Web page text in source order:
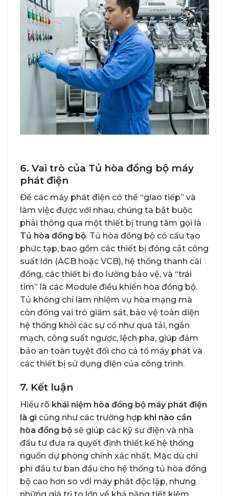
6. Vai trò của Tủ hòa đồng bộ máy
phát điện
Để các máy phát điện có thể “giao tiếp” và
làm việc được với nhau, chúng ta bắt buộc
phải thông qua một thiết bị trung tâm gọi là
Tủ hòa đồng bộ. Tủ hòa đồng bộ có cấu tạo
phức tạp, bao gồm các thiết bị đóng cắt công
suất lớn (ACB hoặc VCB), hệ thống thanh cái
đồng, các thiết bị đo lường bảo vệ, và “trái
tim” là các Module điều khiển hòa đồng bộ.
Tủ không chỉ làm nhiệm vụ hòa mạng mà
còn đóng vai trò giám sát, bảo vệ toàn diện
hệ thống khỏi các sự cố như quá tải, ngắn
mạch, công suất ngược, lệch pha, giúp đảm
bảo an toàn tuyệt đối cho cả tổ máy phát và
các thiết bị sử dụng điện của công trình.
7. Kết luận
Hiểu rõ khái niệm hòa đồng bộ máy phát điện
là gì cũng như các trường hợp khi nào cần
hòa đồng bộ sẽ giúp các kỹ sư điện và nhà
đầu tư đưa ra quyết định thiết kế hệ thống
nguồn dự phòng chính xác nhất. Mặc dù chi
phí đầu tư ban đầu cho hệ thống tủ hòa đồng
bộ cao hơn so với máy phát độc lập, nhưng